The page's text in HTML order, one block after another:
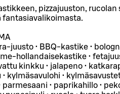
pizzajuuston, rucolan
juusto • BBQ-kastike •
hollandaisekastike •
kinkku • jalapeno •
kylmäsavulohi •
parmesaani • paprikahillo •